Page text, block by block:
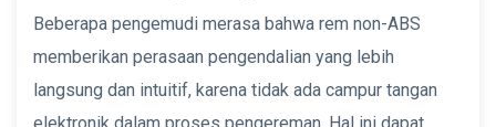
Beberapa pengemudi merasa bahwa rem non-ABS
memberikan perasaan pengendalian yang lebih
langsung dan intuitif, karena tidak ada campur tangan